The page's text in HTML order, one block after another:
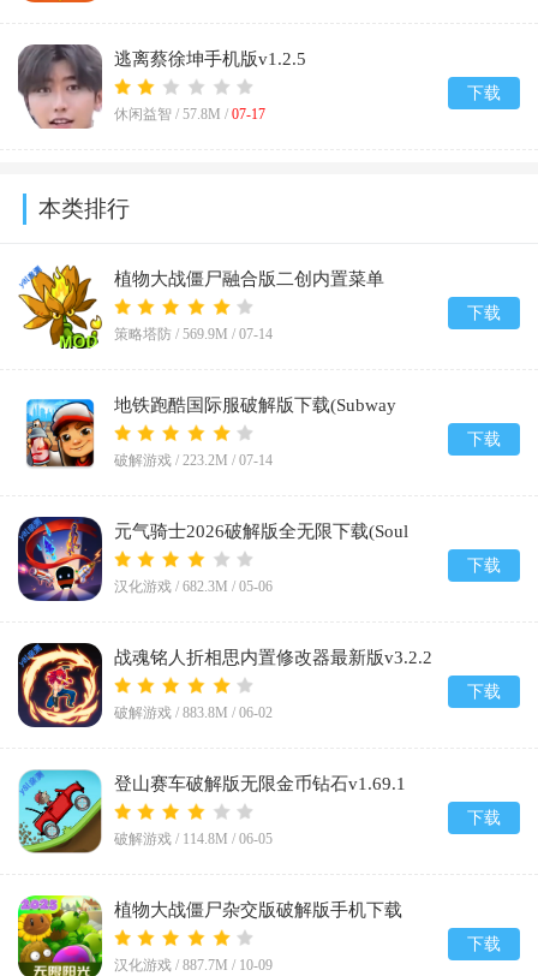
逃离蔡徐坤手机版v1.2.5
休闲益智 / 57.8M / 07-17
下载
本类排行
植物大战僵尸融合版二创内置菜单
(PlantsVsZombiesRH-Mod)v3.8
策略塔防 / 569.9M / 07-14
下载
地铁跑酷国际服破解版下载(Subway
Surf)v3.66.0
破解游戏 / 223.2M / 07-14
下载
元气骑士2026破解版全无限下载(Soul
Knight)v8.2.0
汉化游戏 / 682.3M / 05-06
下载
战魂铭人折相思内置修改器最新版v3.2.2
破解游戏 / 883.8M / 06-02
下载
登山赛车破解版无限金币钻石v1.69.1
破解游戏 / 114.8M / 06-05
下载
植物大战僵尸杂交版破解版手机下载
(Plants vs Zombies Super Hybrid)v3.12
汉化游戏 / 887.7M / 10-09
下载